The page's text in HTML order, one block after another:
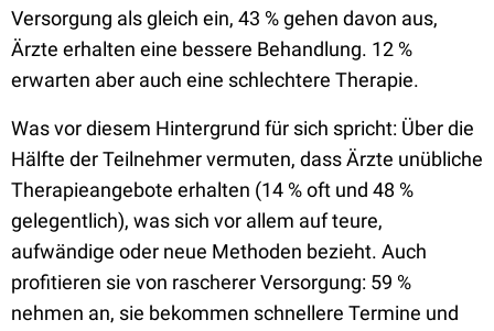
Versorgung als gleich ein, 43 % gehen davon aus,
Ärzte erhalten eine bessere Behandlung. 12 %
erwarten aber auch eine schlechtere Therapie.
Was vor diesem Hintergrund für sich spricht: Über die
Hälfte der Teilnehmer vermuten, dass Ärzte unübliche
Therapieangebote erhalten (14 % oft und 48 %
gelegentlich), was sich vor allem auf teure,
aufwändige oder neue Methoden bezieht. Auch
profitieren sie von rascherer Versorgung: 59 %
nehmen an, sie bekommen schnellere Termine und